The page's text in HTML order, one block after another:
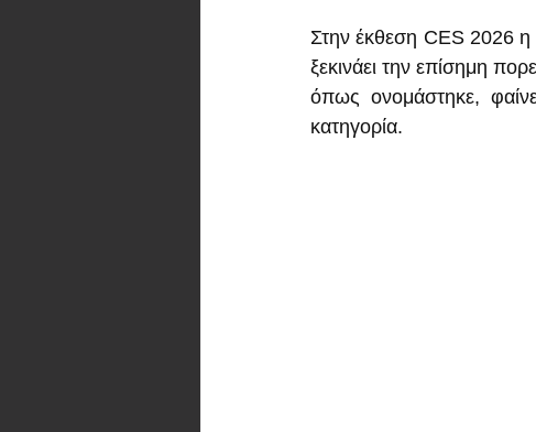
Στην έκθεση CES 2026
ξεκινάει την επίσημη
όπως ονομάστηκε,
κατηγορία.